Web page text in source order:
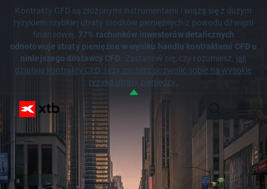
Kontrakty CFD są złożonymi instrumentami i wiążą się z dużym
ryzykiem szybkiej utraty środków pieniężnych z powodu dźwigni
finansowej.77% rachunków inwestorów detalicznych
odnotowuje straty pieniężne w wyniku handlu kontraktami CFD u
niniejszego dostawcy CFD. Zastanów się, czy rozumiesz, jak
działają kontrakty CFD, i czy możesz pozwolić sobie na wysokie
ryzyko utraty pieniędzy.